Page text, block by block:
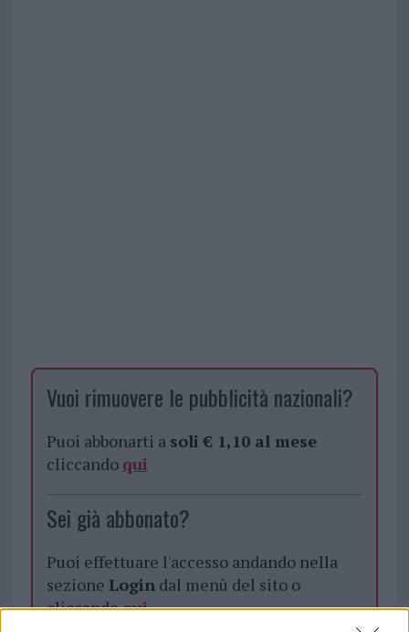
Vuoi rimuovere le pubblicità nazionali?
Puoi abbonarti a soli € 1,10 al mese
cliccando qui
Sei già abbonato?
Puoi effettuare l'accesso andando nella
sezione Logindal menù del sito o
cliccandoqui